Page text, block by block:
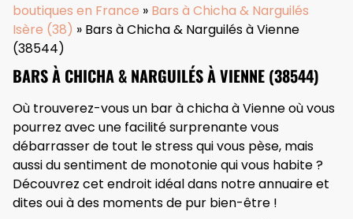
boutiques en France » Bars à Chicha & Narguilés
Isère (38) » Bars à Chicha & Narguilés à Vienne
(38544)
BARS À CHICHA & NARGUILÉS À VIENNE (38544)
Où trouverez-vous un bar à chicha à Vienne où vous
pourrez avec une facilité surprenante vous
débarrasser de tout le stress qui vous pèse, mais
aussi du sentiment de monotonie qui vous habite ?
Découvrez cet endroit idéal dans notre annuaire et
dites oui à des moments de pur bien-être !